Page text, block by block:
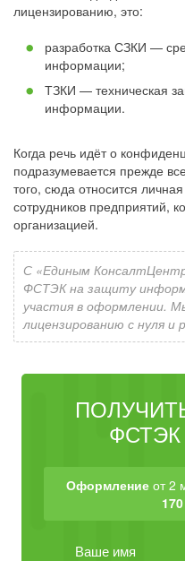
лицензированию, это:
разработка СЗКИ —
информации;
ТЗКИ — техническая
информации.
Когда речь идёт о
подразумевается прежде
того, сюда относится
сотрудников предприятий,
организацией.
С «Единым
ФСТЭК на защиту
участия в оформлении.
лицензированию с нуля и
Оформлениеот 2
Ваше имя